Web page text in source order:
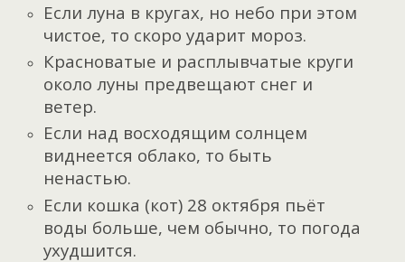
Если луна в кругах, но небо при этом
чистое, то скоро ударит мороз.
Красноватые и расплывчатые круги
около луны предвещают снег и
ветер.
Если над восходящим солнцем
виднеется облако, то быть
ненастью.
Если кошка (кот) 28 октября пьёт
воды больше, чем обычно, то погода
ухудшится.